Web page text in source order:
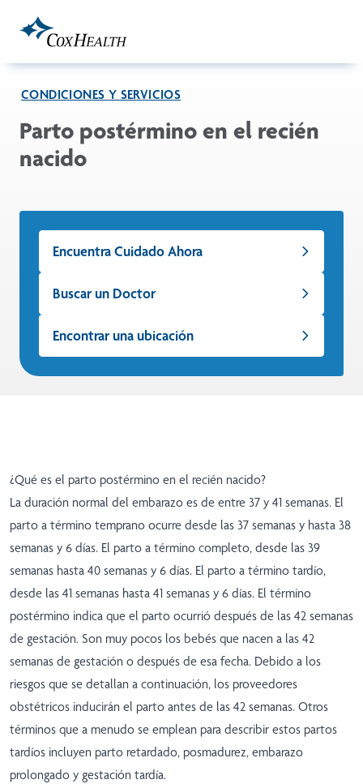
CONDICIONES Y SERVICIOS
Parto postérmino en el recién
nacido
Encuentra Cuidado Ahora
Buscar un Doctor
Encontrar una ubicación
¿Qué es el parto postérmino en el recién nacido?
La duración normal del embarazo es de entre 37 y 41 semanas. El
parto a término temprano ocurre desde las 37 semanas y hasta 38
semanas y 6 días. El parto a término completo, desde las 39
semanas hasta 40 semanas y 6 días. El parto a término tardío,
desde las 41 semanas hasta 41 semanas y 6 días. El término
postérmino indica que el parto ocurrió después de las 42 semanas
de gestación. Son muy pocos los bebés que nacen a las 42
semanas de gestación o después de esa fecha. Debido a los
riesgos que se detallan a continuación, los proveedores
obstétricos inducirán el parto antes de las 42 semanas. Otros
términos que a menudo se emplean para describir estos partos
tardíos incluyen parto retardado, posmadurez, embarazo
prolongado y gestación tardía.